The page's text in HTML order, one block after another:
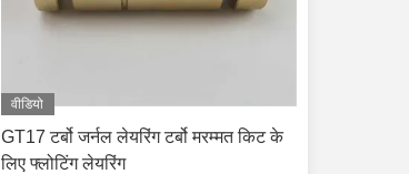
वीडियो
GT17 टर्बो जर्नल लेयरिंग टर्बो मरम्मत किट के
लिए फ्लोटिंग लेयरिंग